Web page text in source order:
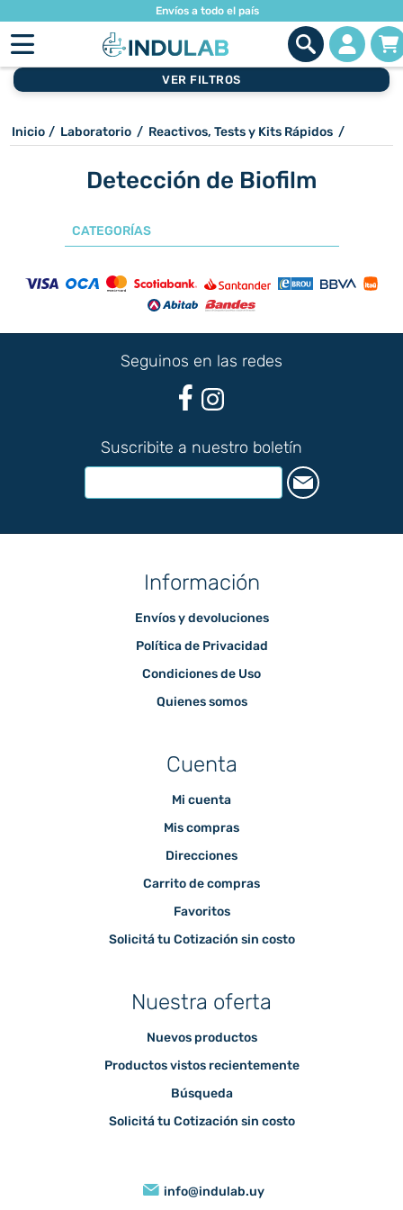
Envíos a todo el país
VER FILTROS
Inicio / Laboratorio / Reactivos, Tests y Kits Rápidos /
Detección de Biofilm
CATEGORÍAS
Seguinos en las redes
Suscribite a nuestro boletín
Información
Envíos y devoluciones
Política de Privacidad
Condiciones de Uso
Quienes somos
Cuenta
Mi cuenta
Mis compras
Direcciones
Carrito de compras
Favoritos
Solicitá tu Cotización sin costo
Nuestra oferta
Nuevos productos
Productos vistos recientemente
Búsqueda
Solicitá tu Cotización sin costo
info@indulab.uy